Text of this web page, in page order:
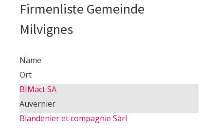
Firmenliste Gemeinde
Milvignes
Name
Ort
BIMact SA
Auvernier
Blandenier et compagnie Sàrl